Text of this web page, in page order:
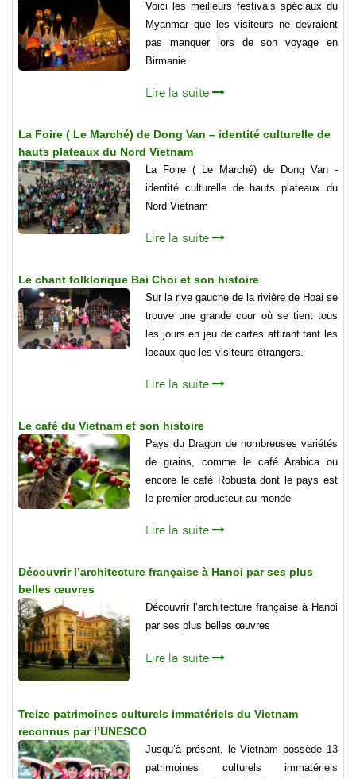
Voici les meilleurs festivals spéciaux du
Myanmar que les visiteurs ne devraient
pas manquer lors de son voyage en
Birmanie
Lire la suite
La Foire ( Le Marché) de Dong Van – identité culturelle de
hauts plateaux du Nord Vietnam
La Foire ( Le Marché) de Dong Van -
identité culturelle de hauts plateaux du
Nord Vietnam
Lire la suite
Le chant folklorique Bai Choi et son histoire
Sur la rive gauche de la rivière de Hoai se
trouve une grande cour où se tient tous
les jours en jeu de cartes attirant tant les
locaux que les visiteurs étrangers.
Lire la suite
Le café du Vietnam et son histoire
Pays du Dragon de nombreuses variétés
de grains, comme le café Arabica ou
encore le café Robusta dont le pays est
le premier producteur au monde
Lire la suite
Découvrir l’architecture française à Hanoi par ses plus
belles œuvres
Découvrir l’architecture française à Hanoi
par ses plus belles œuvres
Lire la suite
Treize patrimoines culturels immatériels du Vietnam
reconnus par l’UNESCO
Jusqu’à présent, le Vietnam possède 13
patrimoines culturels immatériels